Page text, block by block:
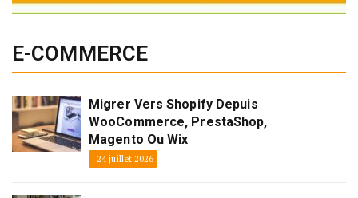
E-COMMERCE
Migrer Vers Shopify Depuis
WooCommerce, PrestaShop,
Magento Ou Wix
24 juillet 2026